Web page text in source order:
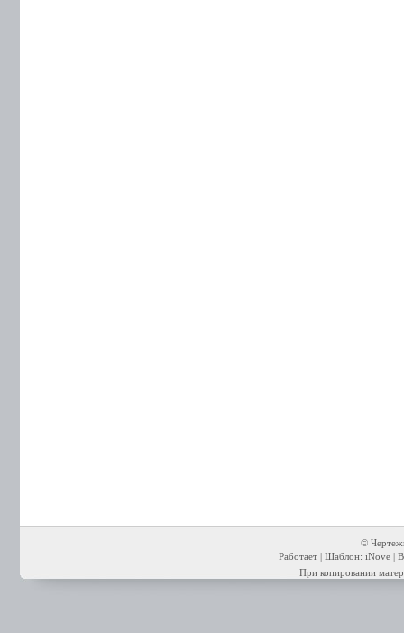
©
Работает | Шаблон: iNove |
При копировании